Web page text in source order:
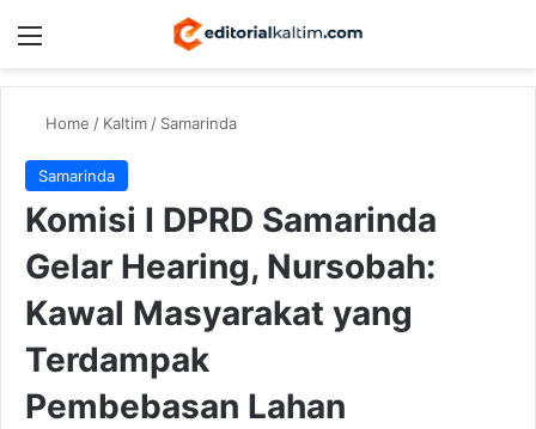
Menu
Home / Kaltim/ Samarinda
Samarinda
Komisi I DPRD Samarinda
Gelar Hearing, Nursobah:
Kawal Masyarakat yang
Terdampak
Pembebasan Lahan